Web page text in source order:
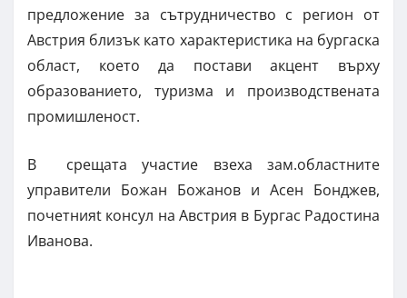
предложение за сътрудничество с регион от
Австрия близък като характеристика на бургаска
област, което да постави акцент върху
образованието, туризма и производствената
промишленост.
В срещата участие взеха зам.областните
управители Божан Божанов и Асен Бонджев,
почетнияt консул на Австрия в Бургас Радостина
Иванова.